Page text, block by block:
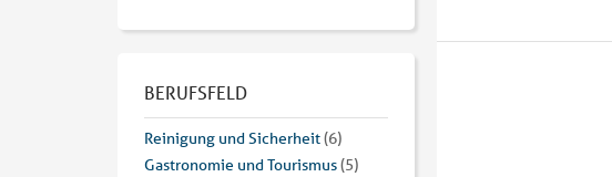
BERUFSFELD
Reinigung und Sicherheit(6)
Gastronomie und Tourismus(5)